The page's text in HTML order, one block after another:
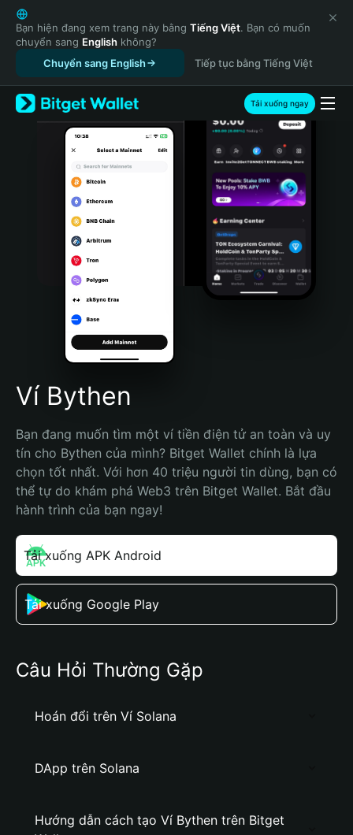
English
日本語
Tiếng Việt
Русский
Español (Latinoamérica)
Türkçe
Italiano
Português (Portugal)
Bahasa Indonesia
Português (Brasil)
Español (Argentina)
Bạn hiện đang xem trang này bằng Tiếng Việt. Bạn có muốn
chuyển sang English không?
Chuyển sang English
Tiếp tục bằng Tiếng Việt
Tải xuống ngay
Ví Bythen
Bạn đang muốn tìm một ví tiền điện tử an toàn và uy
tín cho Bythen của mình? Bitget Wallet chính là lựa
chọn tốt nhất. Với hơn 40 triệu người tin dùng, bạn có
thể tự do khám phá Web3 trên Bitget Wallet. Bắt đầu
hành trình của bạn ngay!
Tải xuống APK Android
Tải xuống Google Play
Câu Hỏi Thường Gặp
Hoán đổi trên Ví Solana
DApp trên Solana
Hướng dẫn cách tạo Ví Bythen trên Bitget